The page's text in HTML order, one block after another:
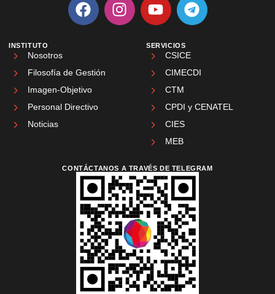
INSTITUTO
Nosotros
Filosofía de Gestión
Imagen-Objetivo
Personal Directivo
Noticias
SERVICIOS
CSICE
CIMECDI
CTM
CPDI y CENATEL
CIES
MEB
CONTÁCTANOS A TRAVÉS DE TELEGRAM